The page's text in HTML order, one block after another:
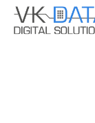
Skip to Content